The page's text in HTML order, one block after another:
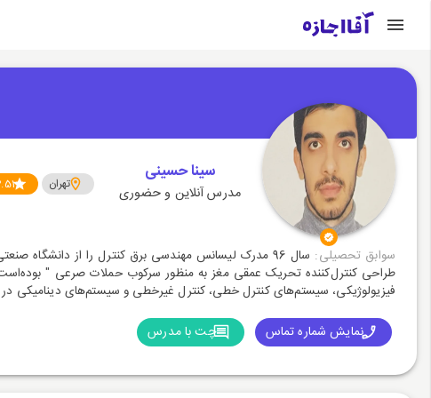
سینا حسینی
مدرس آنلاین و حضوری تهران
سوابق تحصیلی:
طراحی کنترل‌کننده تحریک عمقی مغز به منظور سرکوب حملات صرعی "
فیزیولوژیکی، سیستم‌های کنترل خطی، کنترل غیر‌خطی و سیستم‌های دینامیکی در
نمایش شماره تماس چت با مدرس